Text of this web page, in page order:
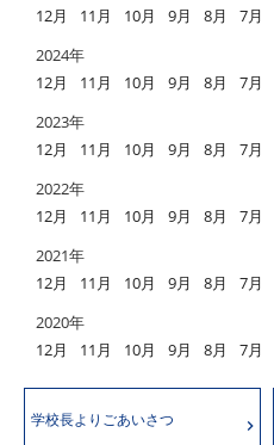
12月
11月 10月 9月 8月 7月
2024年
12月
11月 10月 9月 8月 7月
2023年
12月
11月 10月 9月 8月 7月
2022年
12月
11月 10月 9月 8月 7月
2021年
12月
11月 10月 9月 8月 7月
2020年
12月
11月 10月 9月 8月 7月
学校長よりごあいさつ